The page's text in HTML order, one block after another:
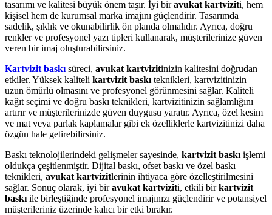
tasarımı ve kalitesi büyük önem taşır. İyi biravukat kartviziti, hem
kişisel hem de kurumsal marka imajını güçlendirir. Tasarımda
sadelik, şıklık ve okunabilirlik ön planda olmalıdır. Ayrıca, doğru
renkler ve profesyonel yazı tipleri kullanarak, müşterilerinize güven
veren bir imaj oluşturabilirsiniz.
Kartvizit baskı süreci, avukat kartvizitinizin kalitesini doğrudan
etkiler. Yüksek kaliteli kartvizit baskı teknikleri, kartvizitinizin
uzun ömürlü olmasını ve profesyonel görünmesini sağlar. Kaliteli
kağıt seçimi ve doğru baskı teknikleri, kartvizitinizin sağlamlığını
artırır ve müşterilerinizde güven duygusu yaratır. Ayrıca, özel kesim
ve mat veya parlak kaplamalar gibi ek özelliklerle kartvizitinizi daha
özgün hale getirebilirsiniz.
Baskı teknolojilerindeki gelişmeler sayesinde, kartvizit baskı işlemi
oldukça çeşitlenmiştir. Dijital baskı, ofset baskı ve özel baskı
teknikleri, avukat kartvizitlerinin ihtiyaca göre özelleştirilmesini
sağlar. Sonuç olarak, iyi biravukat kartviziti, etkili birkartvizit
baskı ile birleştiğinde profesyonel imajınızı güçlendirir ve potansiyel
müşterileriniz üzerinde kalıcı bir etki bırakır.